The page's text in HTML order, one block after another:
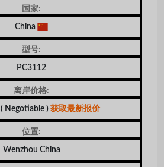
国家:
China
型号:
PC3112
离岸价格:
( Negotiable ) 获取最新报价
位置:
Wenzhou China